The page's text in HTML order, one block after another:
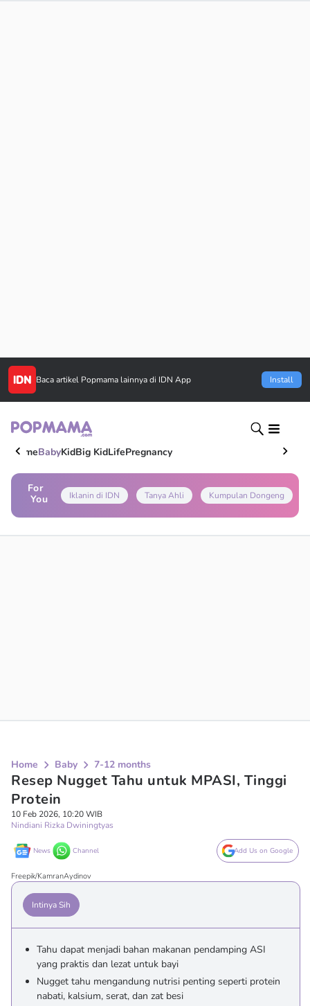
Baca artikel Popmama lainnya di IDN App Install
HomeBabyKidBig KidLifePregnancy
For
You
Iklanin di IDN Tanya Ahli Kumpulan Dongeng
Home Baby 7-12 months
Resep Nugget Tahu untuk MPASI, Tinggi
Protein
10 Feb 2026, 10:20 WIB
Nindiani Rizka Dwiningtyas
News Channel Add Us on Google
Freepik/KamranAydinov
Intinya Sih
Tahu dapat menjadi bahan makanan pendamping ASI
yang praktis dan lezat untuk bayi
Nugget tahu mengandung nutrisi penting seperti protein
nabati, kalsium, serat, dan zat besi